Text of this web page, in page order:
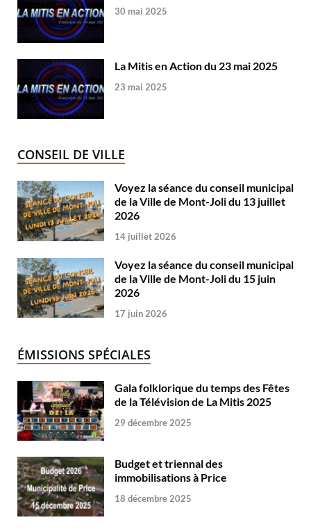
30 mai 2025
La Mitis en Action du 23 mai 2025
23 mai 2025
CONSEIL DE VILLE
Voyez la séance du conseil municipal
de la Ville de Mont-Joli du 13 juillet
2026
14 juillet 2026
Voyez la séance du conseil municipal
de la Ville de Mont-Joli du 15 juin
2026
17 juin 2026
ÉMISSIONS SPÉCIALES
Gala folklorique du temps des Fêtes
de la Télévision de La Mitis 2025
29 décembre 2025
Budget et triennal des
immobilisations à Price
18 décembre 2025